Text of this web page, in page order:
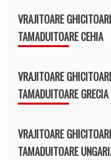
VRAJITOARE
TAMADUITOARE CEHIA
VRAJITOARE
TAMADUITOARE GRECIA
VRAJITOARE
TAMADUITOARE